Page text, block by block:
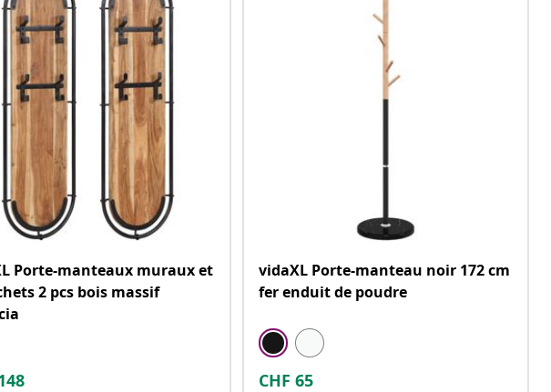
Porte-manteaux muraux et
2 pcs bois massif
vidaXL Porte-manteau noir 172 cm
fer enduit de poudre
CHF 65